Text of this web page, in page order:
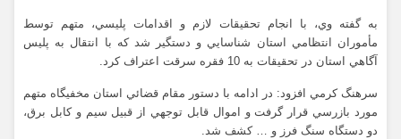
به گفته وي، با انجام تحقيقات لازم و اقدامات پليسي، متهم توسط
مأموران انتظامي استان شناسايي و دستگير شد که با انتقال به پليس
آگاهي استان در تحقيقات به 10 فقره سرقت اعتراف کرد.
سرهنگ کرمي افزود: در ادامه با دستور مقام قضائي استان مخفيگاه متهم
مورد بازرسي قرار گرفت و اموال قابل توجهي از قبيل سيم و کابل برق،
دو دستگاه سنگ فرز و … کشف شد.